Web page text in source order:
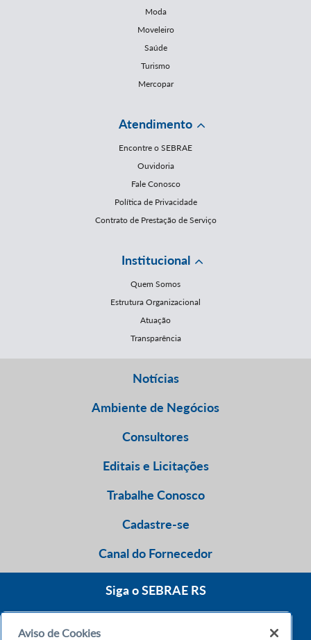
Moda
Moveleiro
Saúde
Turismo
Mercopar
Atendimento
Encontre o SEBRAE
Ouvidoria
Fale Conosco
Política de Privacidade
Contrato de Prestação de Serviço
Institucional
Quem Somos
Estrutura Organizacional
Atuação
Transparência
Notícias
Ambiente de Negócios
Consultores
Editais e Licitações
Trabalhe Conosco
Cadastre-se
Canal do Fornecedor
Siga o SEBRAE RS
Aviso de Cookies